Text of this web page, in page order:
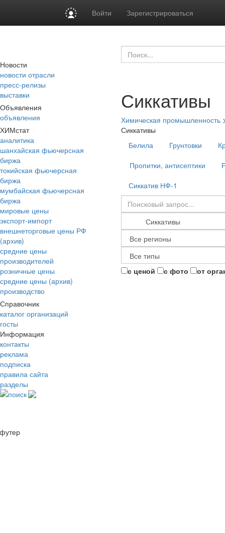
Войти Зарегистрироваться
Новости
новости отрасли
пресс-релизы
выставки
Объявления
объявления
ХИМстат
аналитика
шанхайская фьючерсная
биржа
токийская фьючерсная
биржа
мумбайская фьючерсная
биржа
мировые цены
экспорт-импорт
внешнеторговые цены РФ
(архив)
средние цены
производителей
розничные цены
средние цены (архив)
производство
Справочник
каталог организаций
госты
Информация
контакты
реклама
подписка
правила сайта
разделы
поиск
Сиккативы
Химическая промышленность
Сиккативы
Белила
Грунтовки
Пропитки, антисептики
Сиккатив НФ-1
с ценой с фото от
футер